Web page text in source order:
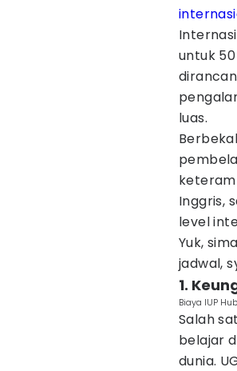
untuk
luas.
Inggris,
level
Yuk,
jadwal,
1.
Biaya IUP
Salah
belajar
dunia.